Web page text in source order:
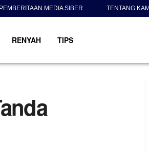
MEDIA SIBER TENTANG KAMI
RENYAH TIPS